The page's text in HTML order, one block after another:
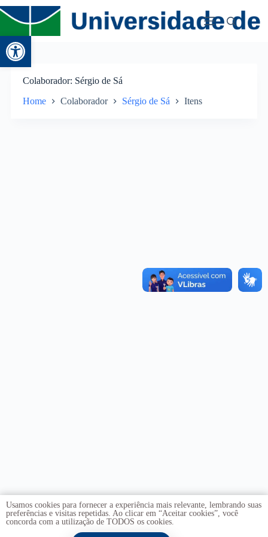
Abrir a barra de ferramentas
Colaborador Sérgio de Sá
Home Colaborador Sérgio de Sá Itens
Usamos cookies para fornecer a experiência mais relevante, lembrando suas
preferências e visitas repetidas. Ao clicar em “Aceitar cookies”, você
concorda com a utilização de TODOS os cookies.